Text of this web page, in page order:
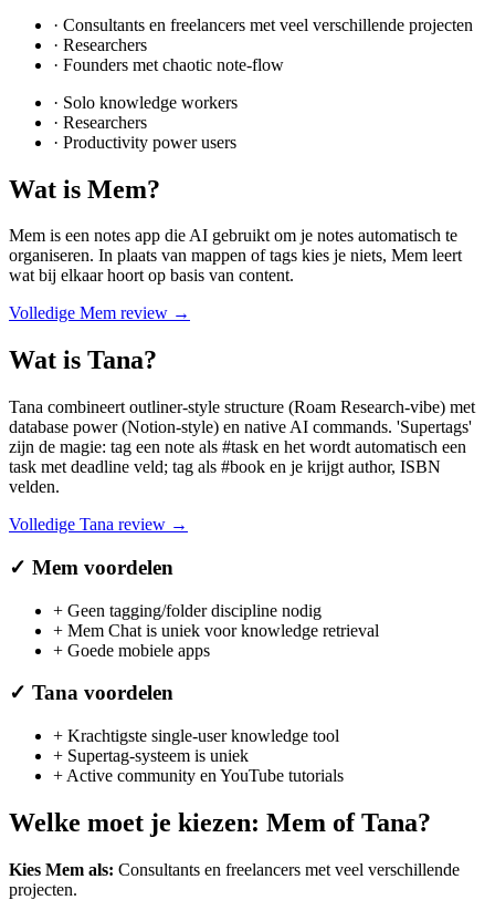
· Consultants en freelancers met veel verschillende projecten
· Researchers
· Founders met chaotic note-flow
· Solo knowledge workers
· Researchers
· Productivity power users
Wat is Mem?
Mem is een notes app die AI gebruikt om je notes automatisch te
organiseren. In plaats van mappen of tags kies je niets, Mem leert
wat bij elkaar hoort op basis van content.
Volledige Mem review →
Wat is Tana?
Tana combineert outliner-style structure (Roam Research-vibe) met
database power (Notion-style) en native AI commands. 'Supertags'
zijn de magie: tag een note als #task en het wordt automatisch een
task met deadline veld; tag als #book en je krijgt author, ISBN
velden.
Volledige Tana review →
✓ Mem voordelen
+ Geen tagging/folder discipline nodig
+ Mem Chat is uniek voor knowledge retrieval
+ Goede mobiele apps
✓ Tana voordelen
+ Krachtigste single-user knowledge tool
+ Supertag-systeem is uniek
+ Active community en YouTube tutorials
Welke moet je kiezen: Mem ofTana?
Kies Mem als: Consultants en freelancers met veel verschillende
projecten.